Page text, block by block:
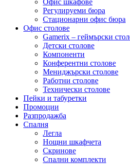
Офис шкафове
Регулируеми бюра
Стационарни офис бюра
Офис столове
Gamerix – геймърски
Детски столове
Компоненти
Конферентни столове
Мениджърски столове
Работни столове
Технически столове
Пейки и табуретки
Промоции
Разпродажба
Спалня
Легла
Нощни шкафчета
Скринове
Спални комплекти